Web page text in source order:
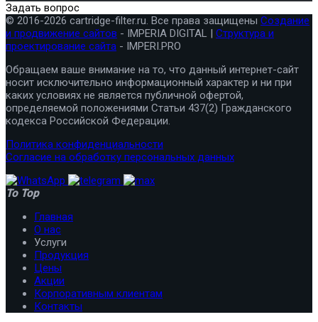
Задать вопрос
© 2016-2026 cartridge-filter.ru. Все права защищены Создание
и продвижение сайтов - IMPERIA DIGITAL | Структура и
проектирование сайта - IMPERI.PRO
Обращаем ваше внимание на то, что данный интернет-сайт
носит исключительно информационный характер и ни при
каких условиях не является публичной офертой,
определяемой положениями Статьи 437(2) Гражданского
кодекса Российской Федерации.
Политика конфиденциальности
Согласие на обработку персональных данных
To Top
Главная
О нас
Услуги
Продукция
Цены
Акции
Корпоративным клиентам
Контакты